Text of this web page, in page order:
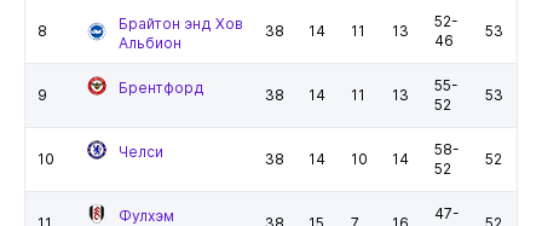
8
Брайтон энд Хов
Альбион
38 14 11 13
52-
46
53
9 Брентфорд 38 14 11 13
55-
52
53
10 Челси 38 14 10 14
58-
52
52
Фулхэм
47-